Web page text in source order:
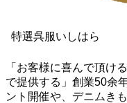
特選呉服いしはら
「お客様に喜んで頂け
で提供する」創業50余
ント開催や、デニムき